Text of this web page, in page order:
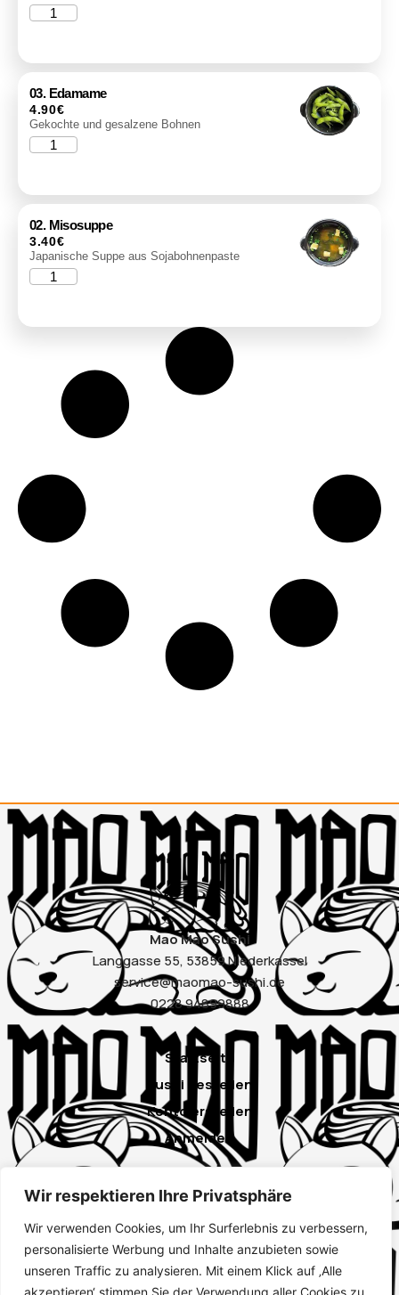
Wir respektieren Ihre Privatsphäre
Wir verwenden Cookies, um Ihr Surferlebnis zu verbessern,
personalisierte Werbung und Inhalte anzubieten sowie
unseren Traffic zu analysieren. Mit einem Klick auf ‚Alle
akzeptieren‘ stimmen Sie der Verwendung aller Cookies zu.
03. Edamame
4.90€
Gekochte und gesalzene Bohnen
02. Misosuppe
3.40€
Japanische Suppe aus Sojabohnenpaste
Startseite
Sushi bestellen
Konto erstellen
Anmelden
Mao Mao Sushi
Langgasse 55, 53859 Niederkassel
service@maomao-sushi.de
0228 94899888
Instagram
Google
Impressum